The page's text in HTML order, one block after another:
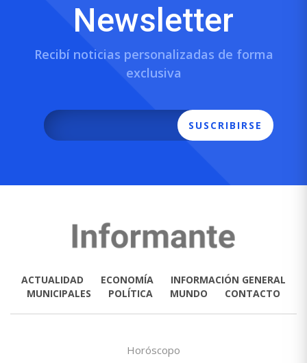
Newsletter
Recibí noticias personalizadas de forma
exclusiva
SUSCRIBIRSE
ACTUALIDAD ECONOMÍA
INFORMACIÓN GENERAL
MUNICIPALES
POLÍTICA MUNDO CONTACTO
Horóscopo